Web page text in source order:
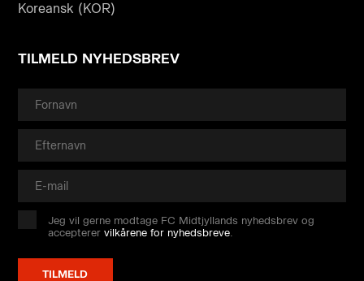
Koreansk (KOR)
TILMELD NYHEDSBREV
Jeg vil gerne modtage FC Midtjyllands nyhedsbrev og
accepterervilkårene for nyhedsbreve